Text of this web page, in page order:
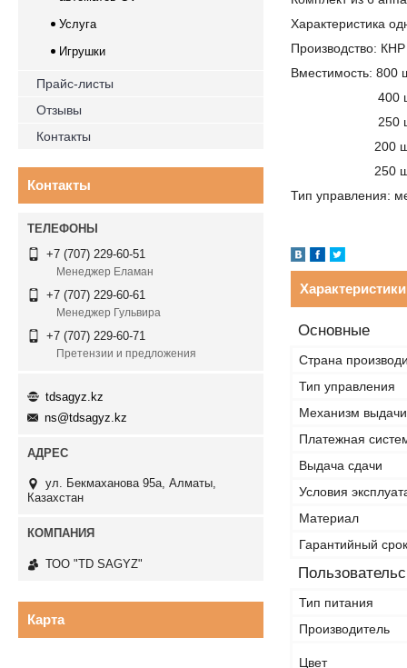
Характеристика
Производство: КНР
Вместимость: 800
400 шт-
250 шт-
200 шт-
250 шт-
Тип управления:
Характеристики
Основные
Страна
Тип управления
Механизм
Платежная
Выдача сдачи
Условия
Материал
Гарантийный срок
Тип питания
Производитель
Цвет
Услуга
Игрушки
Прайс-листы
Отзывы
Контакты
Контакты
+7 (707) 229-60-51
Менеджер Еламан
+7 (707) 229-60-61
Менеджер Гульвира
+7 (707) 229-60-71
Претензии и предложения
tdsagyz.kz
ns@tdsagyz.kz
ул. Бекмаханова 95а, Алматы,
Казахстан
ТОО "TD SAGYZ"
Карта